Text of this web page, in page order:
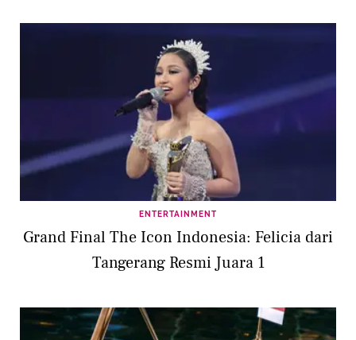
ENTERTAINMENT
Grand Final The Icon Indonesia: Felicia dari
Tangerang Resmi Juara 1